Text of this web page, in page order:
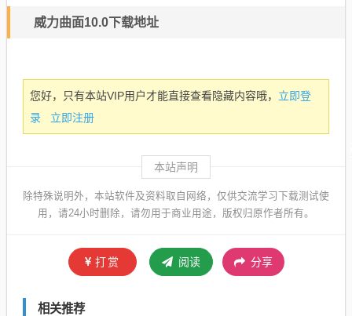
威力曲面10.0下载地址
您好，只有本站VIP用户才能直接查看隐藏内容哦， 立即登
录
立即注册
本站声明
除特殊说明外，本站软件及资料取自网络，仅供交流学习下载测试使
用，请24小时删除，请勿用于商业用途，版权归原作者所有。
打赏 阅读 分享
相关推荐